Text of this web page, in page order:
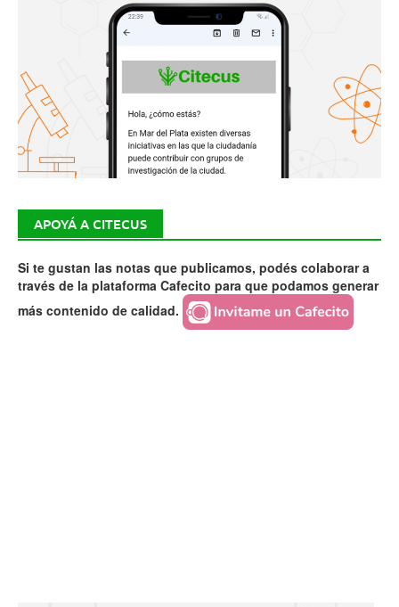
APOYÁ A CITECUS
Si te gustan las notas que publicamos, podés colaborar a
través de la plataforma Cafecito para que podamos generar
más contenido de calidad.